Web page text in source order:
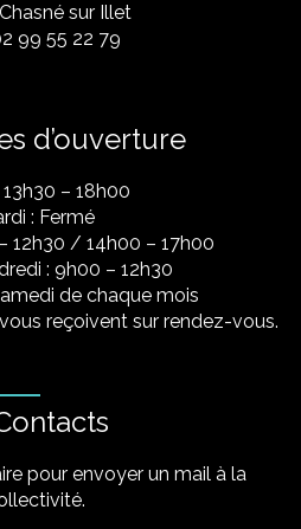
sur Illet
99 55 22 79
d’ouverture
– 18h00
: Fermé
12h30 / 14h00 – 17h00
: 9h00 – 12h30
de chaque mois
reçoivent sur rendez-vous.
pour envoyer un mail à la